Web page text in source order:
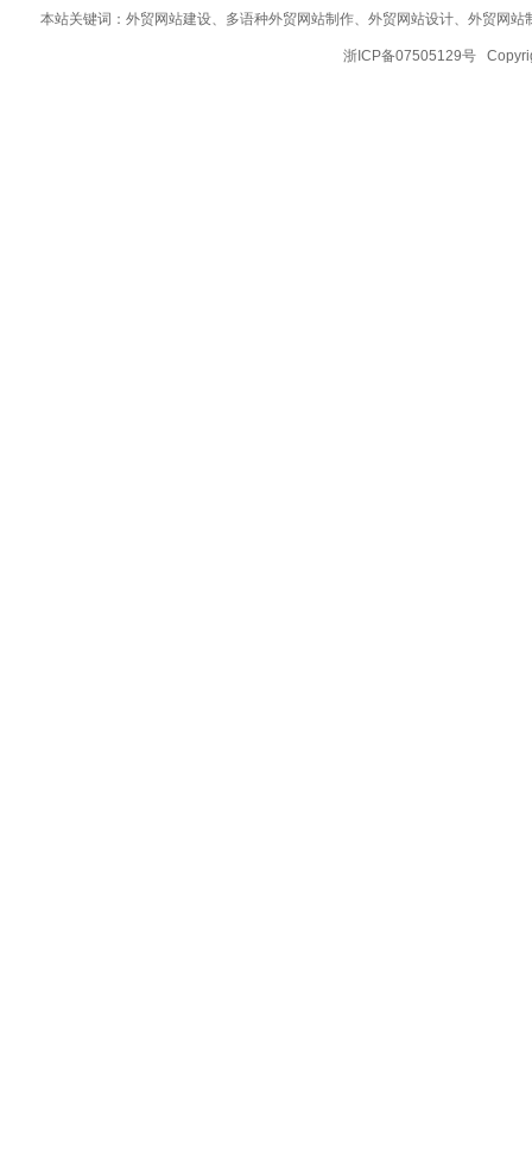
本站关键词： 外贸网站建设、多语种外贸网站制作、 外贸网站设计、 外贸网站
浙ICP备07505129号